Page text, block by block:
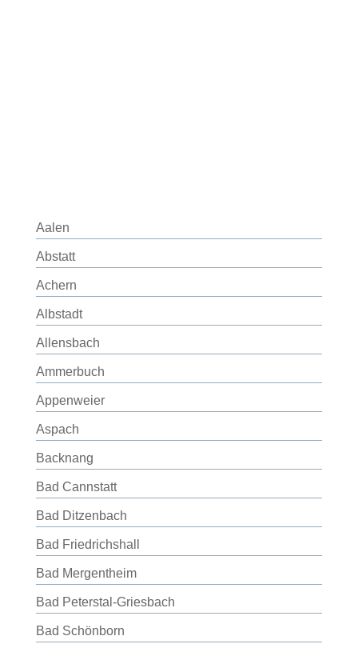
Aalen
Abstatt
Achern
Albstadt
Allensbach
Ammerbuch
Appenweier
Aspach
Backnang
Bad Cannstatt
Bad Ditzenbach
Bad Friedrichshall
Bad Mergentheim
Bad Peterstal-Griesbach
Bad Schönborn